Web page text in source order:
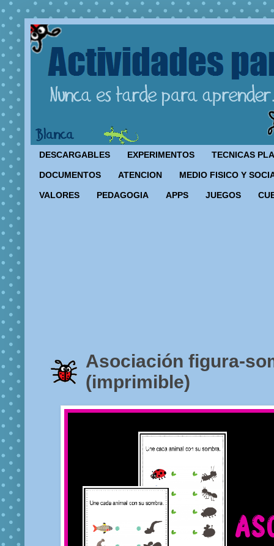
DESCARGABLES EXPERIMENTOS TECNICAS
DOCUMENTOS ATENCION MEDIO FISICO Y
VALORES PEDAGOGIA APPS JUEGOS
Asociación figura-
(imprimible)